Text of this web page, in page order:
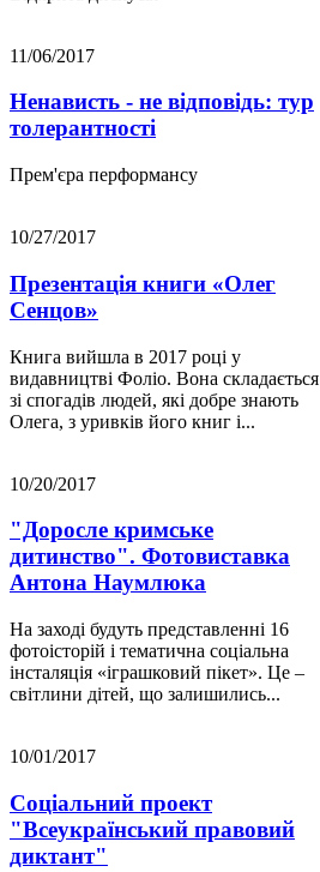
11/06/2017
Ненависть - не відповідь: тур
толерантності
Прем'єра перформансу
10/27/2017
Презентація книги «Олег
Сенцов»
Книга вийшла в 2017 році у
видавництві Фоліо. Вона складається
зі спогадів людей, які добре знають
Олега, з уривків його книг і...
10/20/2017
"Доросле кримське
дитинство". Фотовиставка
Антона Наумлюка
На заході будуть представленні 16
фотоісторій і тематична соціальна
інсталяція «іграшковий пікет». Це –
світлини дітей, що залишились...
10/01/2017
Соціальний проект
"Всеукраїнський правовий
диктант"